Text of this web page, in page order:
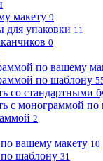
макету 9
для упаковки 11
0
по вашему
по шаблону
со стандартными
с монограммой
2
вашему макету 10
шаблону 31